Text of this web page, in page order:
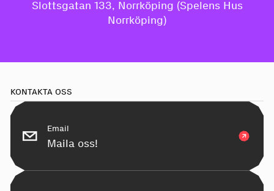
Slottsgatan 133, Norrköping (Spelens Hus
Norrköping)
KONTAKTA OSS
Email
Maila oss!